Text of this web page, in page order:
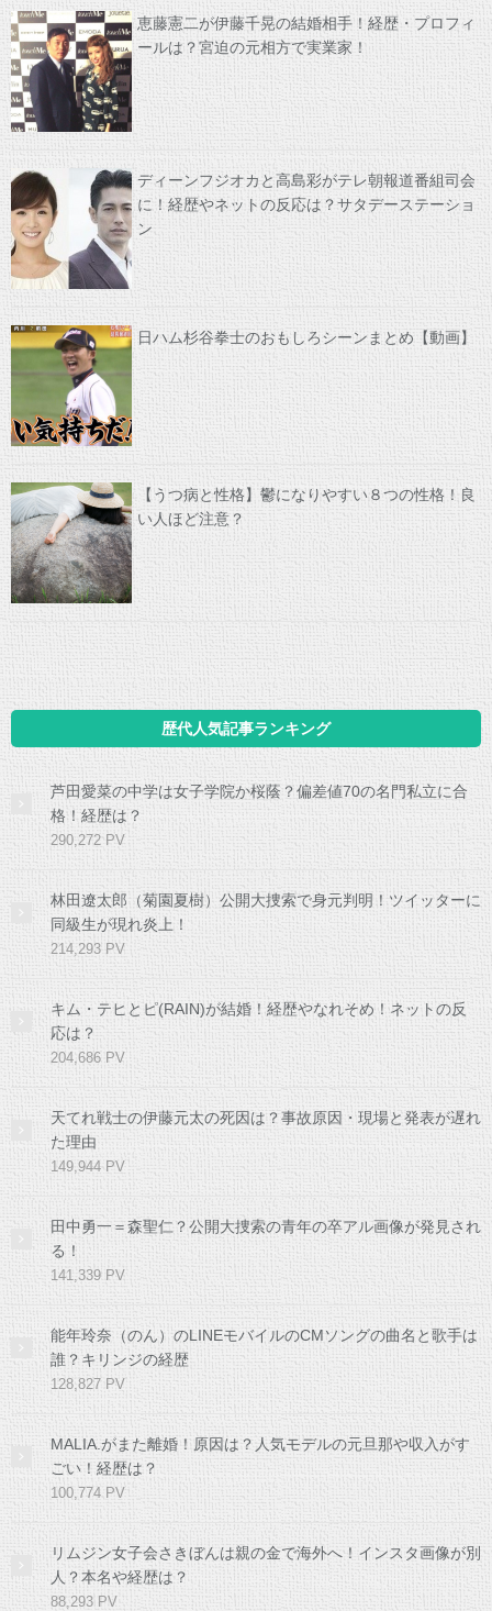
恵藤憲二が伊藤千晃の結婚相手！経歴・プロフィ
ールは？宮迫の元相方で実業家！
ディーンフジオカと高島彩がテレ朝報道番組司会
に！経歴やネットの反応は？サタデーステーショ
ン
日ハム杉谷拳士のおもしろシーンまとめ【動画】
【うつ病と性格】鬱になりやすい８つの性格！良
い人ほど注意？
歴代人気記事ランキング
芦田愛菜の中学は女子学院か桜蔭？偏差値70の名門私立に合
格！経歴は？
290,272 PV
林田遼太郎（菊園夏樹）公開大捜索で身元判明！ツイッターに
同級生が現れ炎上！
214,293 PV
キム・テヒとピ(RAIN)が結婚！経歴やなれそめ！ネットの反
応は？
204,686 PV
天てれ戦士の伊藤元太の死因は？事故原因・現場と発表が遅れ
た理由
149,944 PV
田中勇一＝森聖仁？公開大捜索の青年の卒アル画像が発見され
る！
141,339 PV
能年玲奈（のん）のLINEモバイルのCMソングの曲名と歌手は
誰？キリンジの経歴
128,827 PV
MALIA.がまた離婚！原因は？人気モデルの元旦那や収入がす
ごい！経歴は？
100,774 PV
リムジン女子会さきぼんは親の金で海外へ！インスタ画像が別
人？本名や経歴は？
88,293 PV